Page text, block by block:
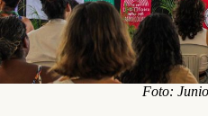
Foto: